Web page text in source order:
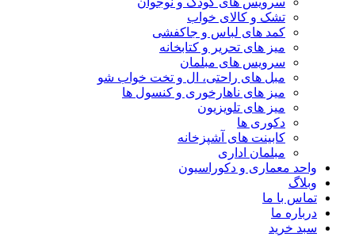
تشک و کالای خواب
کمد های لباس و جاکفشی
میز های تحریر و کتابخانه
سرویس های مبلمان
مبل های راحتی، ال و تخت خواب شو
میز های ناهارخوری و کنسول ها
میز های تلویزیون
دکوری ها
کابینت های آشپزخانه
مبلمان اداری
واحد معماری و دکوراسیون
وبلاگ
تماس با ما
درباره ما
سبد خرید